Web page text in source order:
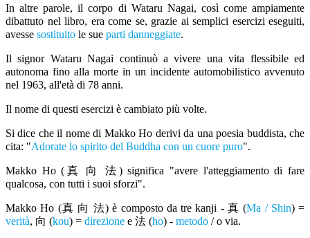
In altre parole, il corpo di Wataru Nagai, così come ampiamente
dibattuto nel libro, era come se, grazie ai semplici esercizi eseguiti,
avesse sostituito le sue parti danneggiate.
Il signor Wataru Nagai continuò a vivere una vita flessibile ed
autonoma fino alla morte in un incidente automobilistico avvenuto
nel 1963, all'età di 78 anni.
Il nome di questi esercizi è cambiato più volte.
Si dice che il nome di Makko Ho derivi da una poesia buddista, che
cita: "Adorate lo spirito del Buddha con un cuore puro".
Makko Ho (真 向 法) significa "avere l'atteggiamento di fare
qualcosa, con tutti i suoi sforzi".
Makko Ho (真 向 法) è composto da tre kanji - 真 (Ma / Shin) =
verità, 向 (kou) = direzione e 法 (ho) - metodo / o via.